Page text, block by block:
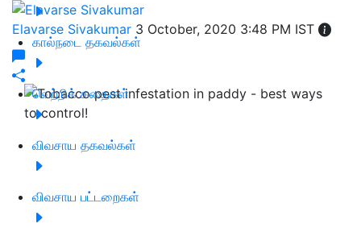
கால்நடை தகவல்கள்
வெற்றிக் கதைகள்
விவசாய தகவல்கள்
விவசாய பட்டறைகள்
Elavarse Sivakumar 3 October, 2020 3:48 PM IST